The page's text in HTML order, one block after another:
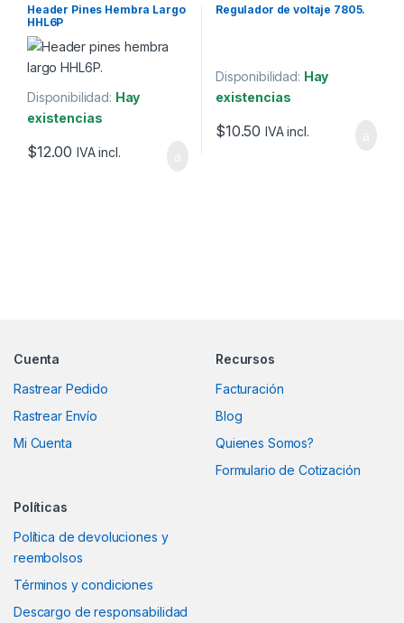
Header Pines Hembra Largo
HHL6P
Disponibilidad: Hay
existencias
$12.00 IVA incl.
Regulador de voltaje 7805.
Disponibilidad: Hay
existencias
$10.50 IVA incl.
Cuenta
Rastrear Pedido
Rastrear Envío
Mi Cuenta
Recursos
Facturación
Blog
Quienes Somos?
Formulario de Cotización
Políticas
Política de devoluciones y
reembolsos
Términos y condiciones
Descargo de responsabilidad